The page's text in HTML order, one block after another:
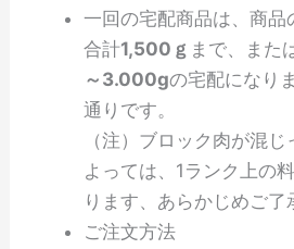
一回の宅配商品は、商品
合計1,500ｇ まで、また
～3.000gの宅配になり
通りです。
（注）ブロック肉が混
よっては、1ランク上の
ります、あらかじめご了
ご注文方法